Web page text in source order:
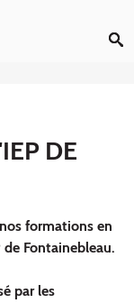
DE
formations en
Fontainebleau.
par les